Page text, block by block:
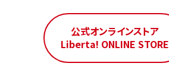
公式オンラインストア
Liberta! ONLINE STORE